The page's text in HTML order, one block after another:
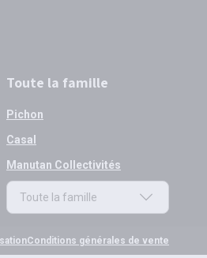
Toute la famille
Pichon
Casal
Manutan Collectivités
Toute la famille
Conditions générales de vente